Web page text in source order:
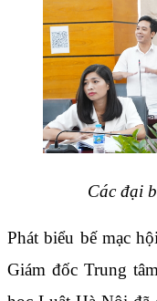
Các đại
Phát biểu bế mạc
Giám đốc Trung